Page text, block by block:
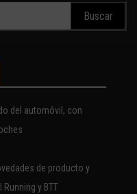
del automóvil, con
de producto y
y BTT